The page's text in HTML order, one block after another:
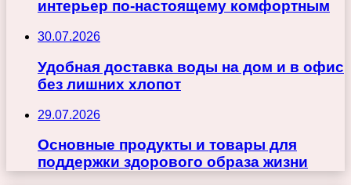
интерьер по-настоящему комфортным
30.07.2026
Удобная доставка воды на дом и в офис
без лишних хлопот
29.07.2026
Основные продукты и товары для
поддержки здорового образа жизни